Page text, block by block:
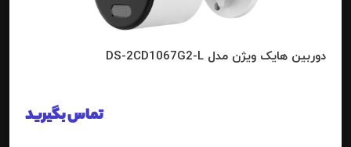
دوربین هایک ویژن مدل DS-2CD1067G2-L
تماس بگیرید